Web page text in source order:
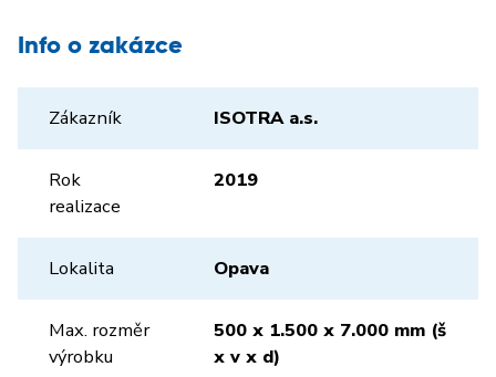
Info o zakázce
Zákazník ISOTRA a.s.
Rok
realizace
2019
Lokalita Opava
Max. rozměr
výrobku
500 x 1.500 x 7.000 mm (š
x v x d)